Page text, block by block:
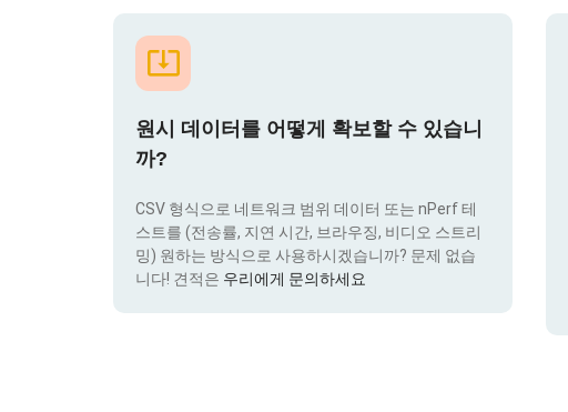
원시 데이터를 어떻게 확보할 수 있습니
까?
CSV 형식으로 네트워크 범위 데이터 또는 nPerf 테
스트를 (전송률, 지연 시간, 브라우징, 비디오 스트리
밍) 원하는 방식으로 사용하시겠습니까? 문제 없습
니다! 견적은 우리에게 문의하세요